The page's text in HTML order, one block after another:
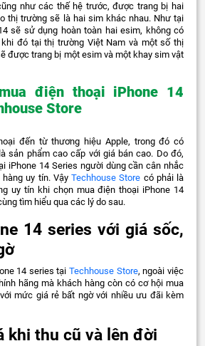
như các thế hệ trước, được trang bị hai
thị trường sẽ là hai sim khác nhau. Như tại
sẽ sử dụng hoàn toàn hai esim, không có
khi đó tại thị trường Việt Nam và một số thị
được trang bị một esim và một khay sim vật
điện thoại iPhone 14
Store
đến từ thương hiệu Apple, trong đó có
sản phẩm cao cấp với giá bán cao. Do đó,
iPhone 14 Series người dùng cần cân nhắc
uy tín. VậyTechhouse Store có phải là
uy tín khi chọn mua điện thoại iPhone 14
tìm hiểu qua các lý do sau.
14 series với giá sốc,
14 series tạiTechhouse Store, ngoài việc
hãng mà khách hàng còn có cơ hội mua
mức giá rẻ bất ngờ với nhiều ưu đãi kèm
khi thu cũ và lên đời